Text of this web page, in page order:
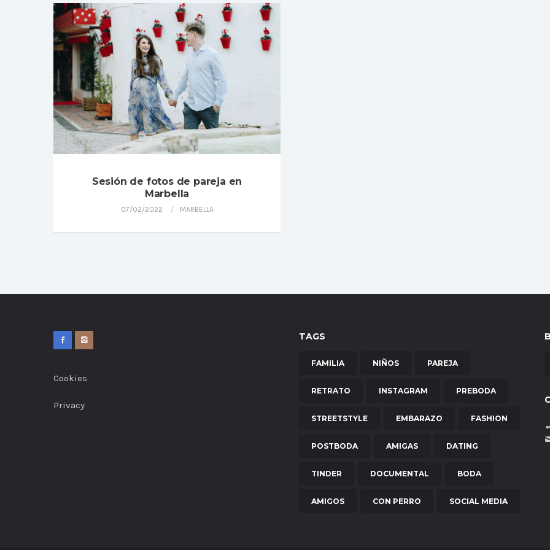
Sesión de fotos de pareja en
Marbella
07/02/2022 MARBELLA
Cookies
Privacy
TAGS
FAMILIA NIÑOS PAREJA
RETRATO INSTAGRAM PREBODA
STREETSTYLE EMBARAZO FASHION
POSTBODA AMIGAS DATING
TINDER DOCUMENTAL BODA
AMIGOS CON PERRO SOCIAL MEDIA